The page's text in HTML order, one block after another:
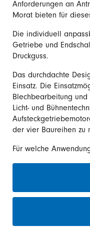
Anforderungen an
Morat bieten für
Die individuell
Getriebe und
Druckguss.
Das durchdachte
Einsatz. Die
Blechbearbeitung
Licht- und
der vier Baureihen zu
Für welche